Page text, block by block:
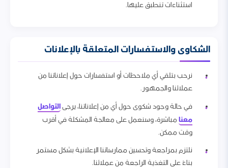
استثناءات تنطبق عليها.
الشكاوى والاستفسارات المتعلقة بالإعلانات
نرحب بتلقي أي ملاحظات أو استفسارات حول إعلاناتنا من
عملائنا والجمهور.
في حالة وجود شكوى حول أي من إعلاناتنا، يرجىالتواصل
معنا مباشرة، وسنعمل على معالجة المشكلة في أقرب
وقت ممكن.
نلتزم بمراجعة وتحسين ممارساتنا الإعلانية بشكل مستمر
بناءً على التغذية الراجعة من عملائنا.